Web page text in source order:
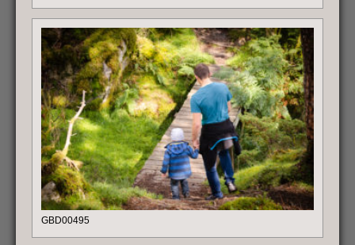
GBD00495